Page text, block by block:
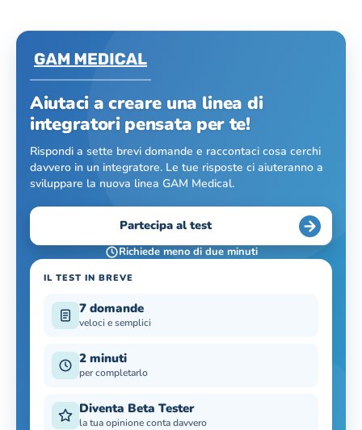
Aiutaci a creare una linea di
integratori pensata per te!
Rispondi a sette brevi domande e raccontaci cosa cerchi
davvero in un integratore. Le tue risposte ci aiuteranno a
sviluppare la nuova linea GAM Medical.
Partecipa al test
Richiede meno di due minuti
IL TEST IN BREVE
7 domande
veloci e semplici
2 minuti
per completarlo
Diventa Beta Tester
la tua opinione conta davvero